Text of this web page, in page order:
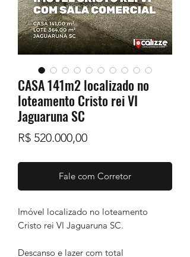
CASA 141m2 localizado no
loteamento Cristo rei VI
Jaguaruna SC
R$ 520.000,00Preço
Fale com Corretor
Imóvel localizado no loteamento
Cristo rei VI Jaguaruna SC.
Descanso e lazer com total